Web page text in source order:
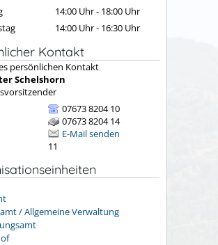
14:00 Uhr- 18:00 Uhr
14:00 Uhr- 16:30 Uhr
Kontakt
Schelshorn
07673 8204 10
07673 8204 14
E-Mail senden
11
/ Allgemeine Verwaltung